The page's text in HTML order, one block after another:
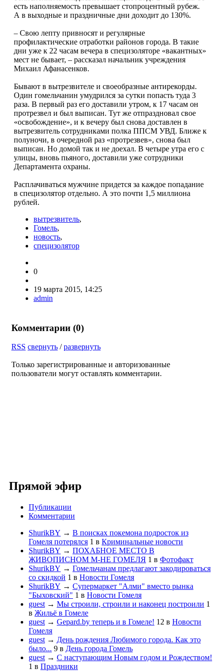
есть наполняемость превышает стопроцентный рубеж.
А в выходные и праздничные дни доходит до 130%.
– Свою лепту привносят и регулярные
профилактические отработки районов города. В такие
дни уже к 22 часам вечера в специзоляторе «вакантных»
мест не бывает, – рассказал начальник учреждения
Михаил Афанасенков.
Бывают в вытрезвителе и своеобразные антирекорды.
Один гомельчанин умудрился за сутки попасть туда 3
раза. В первый раз его доставили утром, к 17 часам он
протрезвел и был выписан. Тут же отпраздновал свое
«освобождение», и к вечеру был снова доставлен в
вытрезвитель сотрудниками полка ППСМ УВД. Ближе к
полуночи, в очередной раз «протрезвев», снова был
выписан. Но домой так и не доехал. В четыре утра его с
улицы, вновь пьяного, доставили уже сотрудники
Департамента охраны.
Расплачиваться мужчине придется за каждое попадание
в специзолятор отдельно. А это почти 1,5 миллиона
рублей.
вытрезвитель,
Гомель,
новость,
специзолятор
0
19 марта 2015, 14:25
admin
Комментарии (0)
RSS свернуть /развернуть
Только зарегистрированные и авторизованные
пользователи могут оставлять комментарии.
Прямой эфир
Публикации
Комментарии
ShurikBY → В поисках покемона подросток из
Гомеля потерялся 1 в Криминальные новости
ShurikBY → ПОХАБНОЕ МЕСТО В
ЖИВОПИСНОМ М-НЕ ГОМЕЛЯ 1 в Фотофакт
ShurikBY → Гомельчанам предлагают закодироваться
со скидкой 1 в Новости Гомеля
ShurikBY → Супермаркет "Алми" вместо рынка
"Быховский" 1 в Новости Гомеля
guest → Мы строили, строили и наконец построили 1
в Жильё в Гомеле
guest → Gepard.by теперь и в Гомеле! 12 в Новости
Гомеля
guest → День рождения Любимого города. Как это
было... 9 в День города Гомель
guest → С наступающим Новым годом и Рождеством!
1 в Праздники